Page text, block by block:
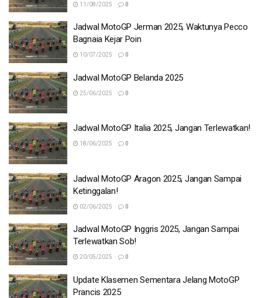
11/08/2025 0
Jadwal MotoGP Jerman 2025, Waktunya Pecco
Bagnaia Kejar Poin
10/07/2025 0
Jadwal MotoGP Belanda 2025
25/06/2025 0
Jadwal MotoGP Italia 2025, Jangan Terlewatkan!
18/06/2025 0
Jadwal MotoGP Aragon 2025, Jangan Sampai
Ketinggalan!
02/06/2025 0
Jadwal MotoGP Inggris 2025, Jangan Sampai
Terlewatkan Sob!
20/05/2025 0
Update Klasemen Sementara Jelang MotoGP
Prancis 2025